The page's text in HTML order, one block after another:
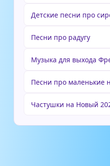
Детские песни про
Песни про радугу
Музыка для выхода
Песни про маленькие
Частушки на Новый